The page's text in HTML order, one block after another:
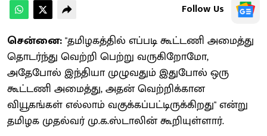
Follow Us
சென்னை:"தமிழகத்தில் எப்படி கூட்டணி அமைத்து
தொடர்ந்து வெற்றி பெற்று வருகிறோமோ,
அதேபோல் இந்தியா முழுவதும் இதுபோல் ஒரு
கூட்டணி அமைத்து, அதன் வெற்றிக்கான
வியூகங்கள் எல்லாம் வகுக்கப்பட்டிருக்கிறது" என்று
தமிழக முதல்வர் மு.க.ஸ்டாலின் கூறியுள்ளார்.